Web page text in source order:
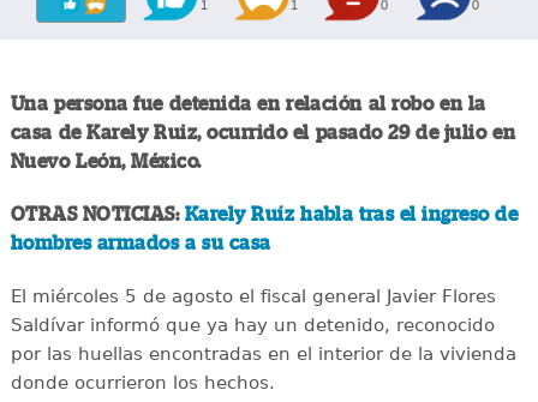
1 1 0 0
Una persona fue detenida en relación al robo en la
casa de Karely Ruiz, ocurrido el pasado 29 de julio en
Nuevo León, México.
OTRAS NOTICIAS: Karely Ruíz habla tras el ingreso de
hombres armados a su casa
El miércoles 5 de agosto el fiscal general Javier Flores
Saldívar informó que ya hay un detenido, reconocido
por las huellas encontradas en el interior de la vivienda
donde ocurrieron los hechos.